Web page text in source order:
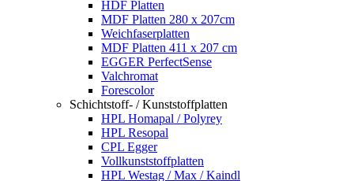
HDF Platten
MDF Platten 280 x 207cm
Weichfaserplatten
MDF Platten 411 x 207 cm
EGGER PerfectSense
Valchromat
Forescolor
Schichtstoff- / Kunststoffplatten
HPL Homapal / Polyrey
HPL Resopal
CPL Egger
Vollkunststoffplatten
HPL Westag / Max / Kaindl